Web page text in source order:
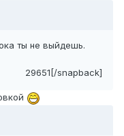
ты не выйдешь.
29651[/snapback]